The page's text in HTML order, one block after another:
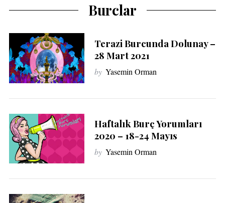
Burclar
Terazi Burcunda Dolunay –
28 Mart 2021
by Yasemin Orman
Haftalık Burç Yorumları
2020 – 18-24 Mayıs
by Yasemin Orman